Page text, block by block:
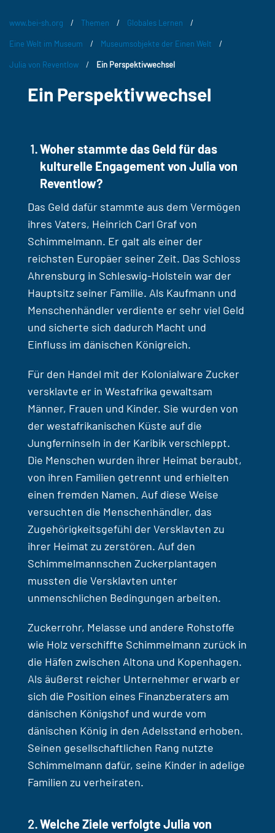
www.bei-sh.org / Themen / Globales Lernen /
Eine Welt im Museum / Museumsobjekte der Einen Welt /
Julia von Reventlow / Ein Perspektivwechsel
Ein Perspektivwechsel
Woher stammte das Geld für das
kulturelle Engagement von Julia von
Reventlow?
Das Geld dafür stammte aus dem Vermögen
ihres Vaters, Heinrich Carl Graf von
Schimmelmann. Er galt als einer der
reichsten Europäer seiner Zeit. Das Schloss
Ahrensburg in Schleswig-Holstein war der
Hauptsitz seiner Familie. Als Kaufmann und
Menschenhändler verdiente er sehr viel Geld
und sicherte sich dadurch Macht und
Einfluss im dänischen Königreich.
Für den Handel mit der Kolonialware Zucker
versklavte er in Westafrika gewaltsam
Männer, Frauen und Kinder. Sie wurden von
der westafrikanischen Küste auf die
Jungferninseln in der Karibik verschleppt.
Die Menschen wurden ihrer Heimat beraubt,
von ihren Familien getrennt und erhielten
einen fremden Namen. Auf diese Weise
versuchten die Menschenhändler, das
Zugehörigkeitsgefühl der Versklavten zu
ihrer Heimat zu zerstören. Auf den
Schimmelmannschen Zuckerplantagen
mussten die Versklavten unter
unmenschlichen Bedingungen arbeiten.
Zuckerrohr, Melasse und andere Rohstoffe
wie Holz verschiffte Schimmelmann zurück in
die Häfen zwischen Altona und Kopenhagen.
Als äußerst reicher Unternehmer erwarb er
sich die Position eines Finanzberaters am
dänischen Königshof und wurde vom
dänischen König in den Adelsstand erhoben.
Seinen gesellschaftlichen Rang nutzte
Schimmelmann dafür, seine Kinder in adelige
Familien zu verheiraten.
Welche Ziele verfolgte Julia von